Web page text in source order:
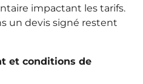
impactant les tarifs.
un devis signé restent
et conditions de